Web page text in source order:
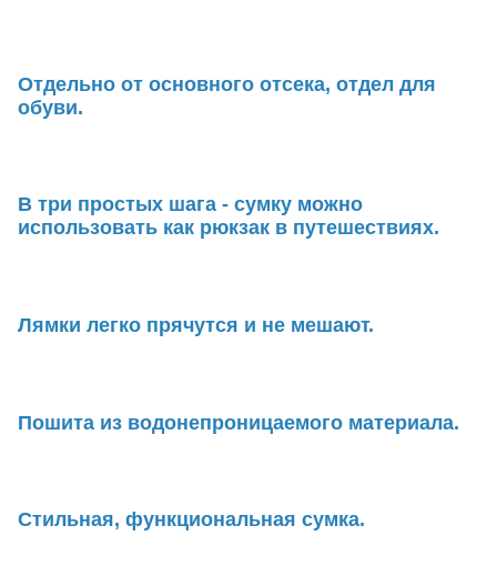
Отдельно от основного отсека, отдел для
обуви.
В три простых шага - сумку можно
использовать как рюкзак в путешествиях.
Лямки легко прячутся и не мешают.
Пошита из водонепроницаемого материала.
Стильная, функциональная сумка.